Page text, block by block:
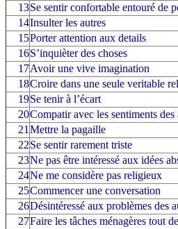
13Se sentir confortable entouré de
14Insulter les autres
15Porter attention aux details
16S’inquièter des choses
17Avoir une vive imagination
18Croire dans une seule veritable
19Se tenir à l’écart
20Compatir avec les sentiments des
21 Mettre la pagaille
22Se sentir rarement triste
23Ne pas être intéressé aux idées
24Ne me considère pas religieux
25Commencer une conversation
26Désintéressé aux problèmes des
27Faire les tâches ménagères tout